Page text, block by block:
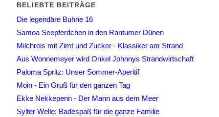
BELIEBTE BEITRÄGE
Die legendäre Buhne 16
Samoa Seepferdchen in den Rantumer Dünen
Milchreis mit Zimt und Zucker - Klassiker am Strand
Aus Wonnemeyer wird Onkel Johnnys Strandwirtschaft
Paloma Spritz: Unser Sommer-Aperitif
Moin - Ein Gruß für den ganzen Tag
Ekke Nekkepenn - Der Mann aus dem Meer
Sylter Welle: Badespaß für die ganze Familie